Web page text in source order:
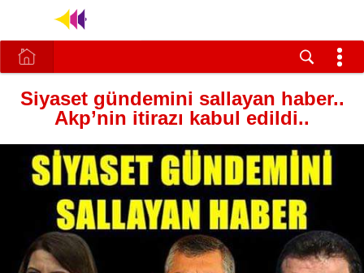
Siyaset gündemini sallayan haber..
Akp’nin itirazı kabul edildi..